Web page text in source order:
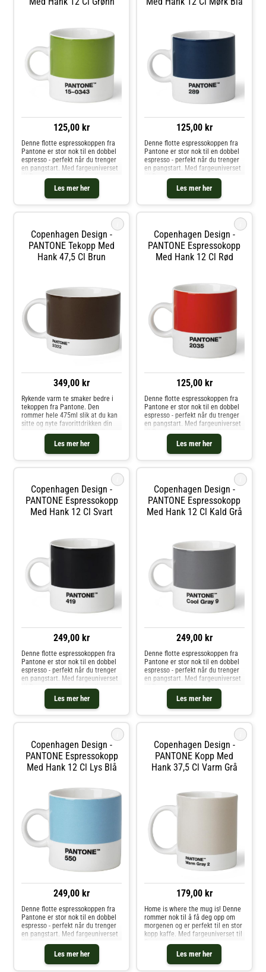
125,00 kr
Les mer her
Denne flotte espressokoppen fra
Pantone er stor nok til en dobbel
espresso - perfekt når du trenger
en pangstart. Med fargeuniverset
til Pantone kan du velge din
personlige farge til
favorittkoppen. Hver kopp er i
fineste benporselen.
125,00 kr
Les mer her
Denne flotte espressokoppen fra
Pantone er stor nok til en dobbel
espresso - perfekt når du trenger
en pangstart. Med fargeuniverset
til Pantone kan du velge din
personlige farge til
favorittkoppen. Hver kopp er i
fineste benporselen.
Copenhagen Design -
PANTONE Tekopp Med
Hank 47,5 Cl Brun
349,00 kr
Les mer her
Rykende varm te smaker bedre i
tekoppen fra Pantone. Den
rommer hele 475ml slik at du kan
sitte og nyte favorittdrikken din
Pantone kan du velge din
personlige farge til
favorittkoppen. Hver kopp er i
Copenhagen Design -
PANTONE Espressokopp
Med Hank 12 Cl Rød
125,00 kr
Les mer her
Denne flotte espressokoppen fra
Pantone er stor nok til en dobbel
espresso - perfekt når du trenger
en pangstart. Med fargeuniverset
personlige farge til
favorittkoppen. Hver kopp er i
fineste benporselen.
Copenhagen Design -
PANTONE Espressokopp
Med Hank 12 Cl Svart
249,00 kr
Les mer her
Denne flotte espressokoppen fra
Pantone er stor nok til en dobbel
espresso - perfekt når du trenger
en pangstart. Med fargeuniverset
til Pantone kan du velge din
personlige farge til
favorittkoppen. Hver kopp er i
fineste benporselen.
Copenhagen Design -
PANTONE Espressokopp
Med Hank 12 Cl Kald Grå
249,00 kr
Les mer her
Denne flotte espressokoppen fra
Pantone er stor nok til en dobbel
espresso - perfekt når du trenger
en pangstart. Med fargeuniverset
til Pantone kan du velge din
personlige farge til
favorittkoppen. Hver kopp er i
fineste benporselen.
Copenhagen Design -
PANTONE Espressokopp
Med Hank 12 Cl Lys Blå
249,00 kr
Les mer her
Denne flotte espressokoppen fra
Pantone er stor nok til en dobbel
espresso - perfekt når du trenger
en pangstart. Med fargeuniverset
til Pantone kan du velge din
personlige farge til
favorittkoppen. Hver kopp er i
fineste benporselen.
Copenhagen Design -
PANTONE Kopp Med
Hank 37,5 Cl Varm Grå
179,00 kr
Les mer her
Home is where the mug is! Denne
rommer nok til å få deg opp om
morgenen og er perfekt til en stor
kopp kaffe. Med fargeuniverset til
Pantone kan du velge din
personlige farge til
favorittkoppen. Hver kopp er i
fineste benporselen.